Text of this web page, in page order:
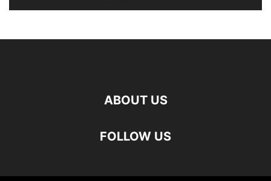
ABOUT US
FOLLOW US